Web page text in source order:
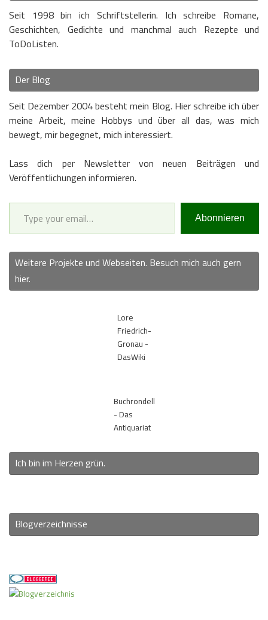
Seit 1998 bin ich Schriftstellerin. Ich schreibe Romane,
Geschichten, Gedichte und manchmal auch Rezepte und
ToDoListen.
Der Blog
Seit Dezember 2004 besteht mein Blog. Hier schreibe ich über
meine Arbeit, meine Hobbys und über all das, was mich
bewegt, mir begegnet, mich interessiert.
Lass dich per Newsletter von neuen Beiträgen und
Veröffentlichungen informieren.
Type your email…
Abonnieren
Weitere Projekte und Webseiten. Besuch mich auch gern
hier.
Lore
Friedrich-
Gronau -
DasWiki
Buchrondell
- Das
Antiquariat
Ich bin im Herzen grün.
Blogverzeichnisse